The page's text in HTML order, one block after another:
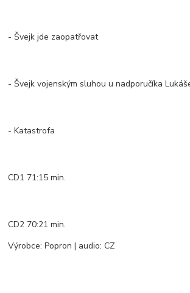
- Švejk jde zaopatřovat
- Švejk vojenským sluhou u nadporučíka
- Katastrofa
CD1 71:15 min.
CD2 70:21 min.
Výrobce: Popron | audio: CZ